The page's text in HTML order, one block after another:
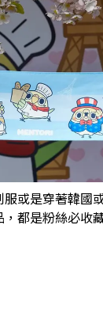
或是穿著韓國
都是粉絲必收